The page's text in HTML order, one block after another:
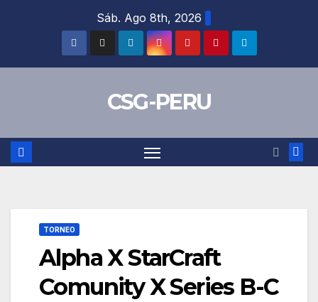
Sáb. Ago 8th, 2026
CSG-PERU
TORNEO
Alpha X StarCraft
Comunity X Series B-C